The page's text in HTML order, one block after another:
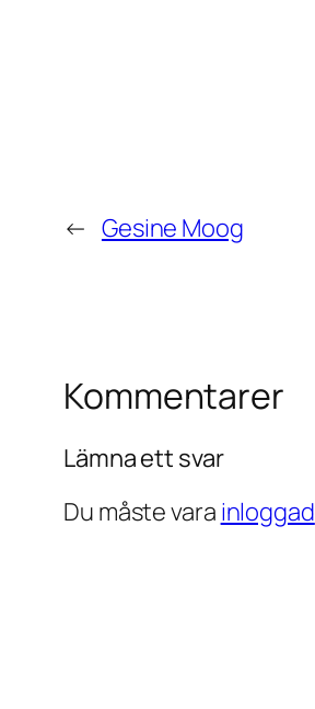
← Gesine Moog
Kommentarer
Lämna ett svar
Du måste vara inloggad